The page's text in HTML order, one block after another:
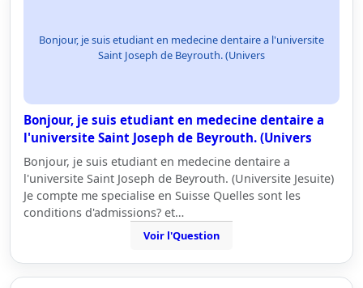
Bonjour, je suis etudiant en medecine dentaire a l'universite
Saint Joseph de Beyrouth. (Univers
Bonjour, je suis etudiant en medecine dentaire a
l'universite Saint Joseph de Beyrouth. (Univers
Bonjour, je suis etudiant en medecine dentaire a
l'universite Saint Joseph de Beyrouth. (Universite Jesuite)
Je compte me specialise en Suisse Quelles sont les
conditions d'admissions? et…
Voir l'Question